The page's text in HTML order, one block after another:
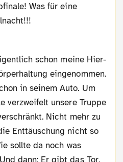
Was für eine
schon meine Hier-
eingenommen.
in seinem Auto. Um
verzweifelt unsere Truppe
Nicht mehr zu
Enttäuschung nicht so
sollte da noch was
dann: Er gibt das Tor,